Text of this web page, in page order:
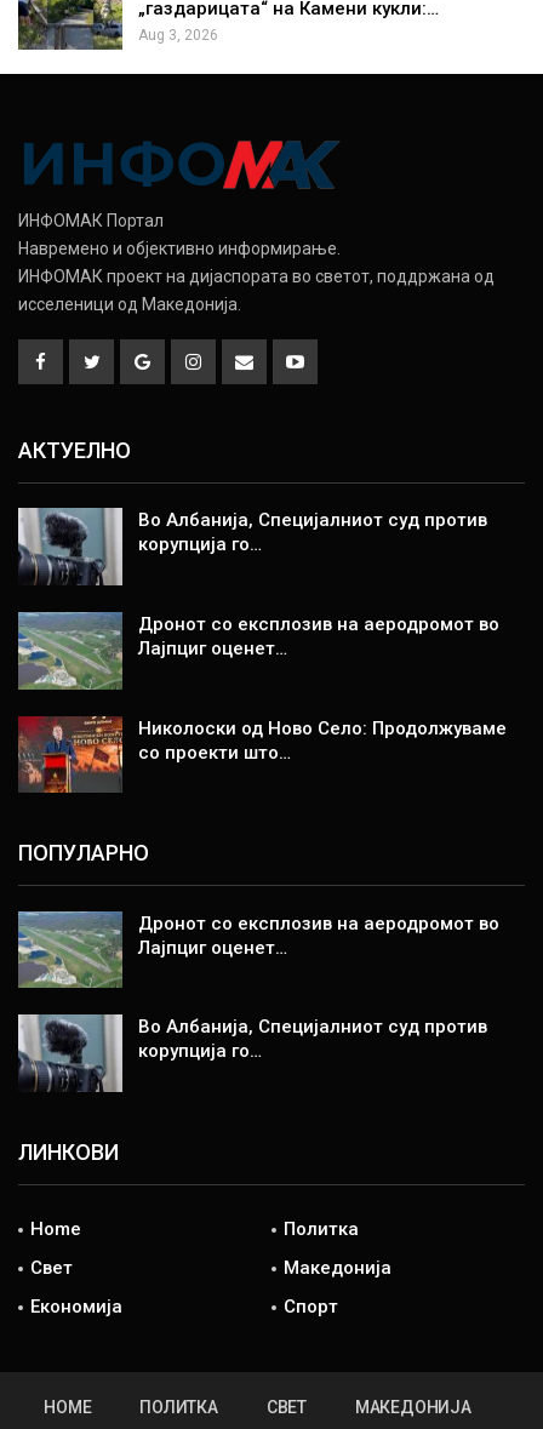
„газдарицата“ на Камени кукли:…
Aug 3, 2026
ИНФОМАК Портал
Навремено и објективно информирање.
ИНФОМАК проект на дијаспората во светот, поддржана од
исселеници од Македонија.
АКТУЕЛНО
Во Албанија, Специјалниот суд против
корупција го…
Дронот со експлозив на аеродромот во
Лајпциг оценет…
Николоски од Ново Село: Продолжуваме
со проекти што…
ПОПУЛАРНО
Дронот со експлозив на аеродромот во
Лајпциг оценет…
Во Албанија, Специјалниот суд против
корупција го…
ЛИНКОВИ
Home
Политка
Свет
Македонија
Економија
Спорт
HOME ПОЛИТКА СВЕТ МАКЕДОНИЈА